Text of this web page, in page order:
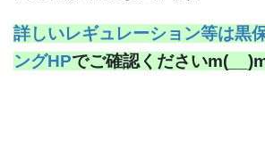
詳しいレギュレーション等は黒
ングHPでご確認ください